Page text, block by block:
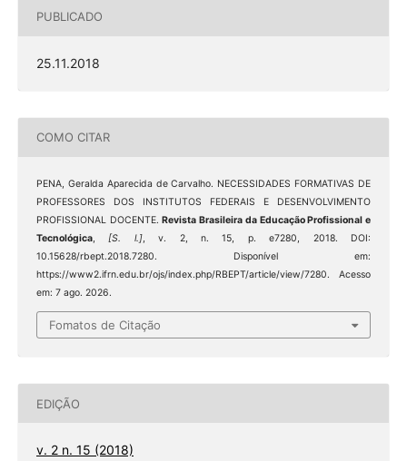
PUBLICADO
25.11.2018
COMO CITAR
PENA, Geralda Aparecida de Carvalho. NECESSIDADES FORMATIVAS DE
PROFESSORES DOS INSTITUTOS FEDERAIS E DESENVOLVIMENTO
PROFISSIONAL DOCENTE.Revista Brasileira da Educação Profissional e
Tecnológica,[S. l.], v. 2, n. 15, p. e7280, 2018. DOI:
10.15628/rbept.2018.7280. Disponível em:
https://www2.ifrn.edu.br/ojs/index.php/RBEPT/article/view/7280. Acesso
em: 7 ago. 2026.
Fomatos de Citação
EDIÇÃO
v. 2 n. 15 (2018)